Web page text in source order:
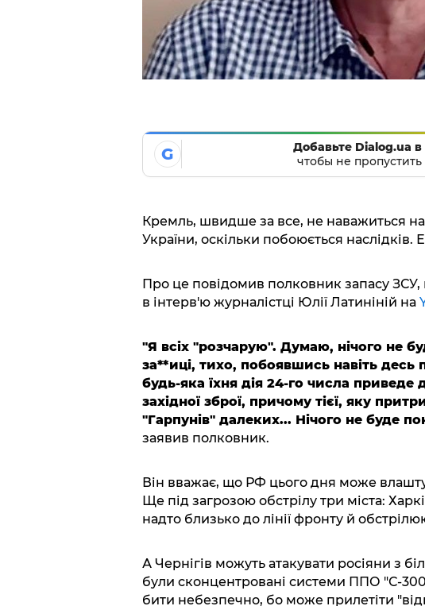
G
Добавьте Dialog.ua в
чтобы не пропустить
Кремль, швидше за все, не наважиться
України, оскільки побоюється наслідків.
Про це повідомив полковник запасу ЗСУ,
в інтерв'ю журналістці Юлії Латиніній на
"Я всіх "розчарую". Думаю, нічого не
за**иці, тихо, побоявшись навіть
будь-яка їхня дія 24-го числа приведе
західної зброї, причому тієї, яку
"Гарпунів" далеких... Нічого не буде
заявив полковник.
Він вважає, що РФ цього дня може
Ще під загрозою обстрілу три міста:
надто близько до лінії фронту й
А Чернігів можуть атакувати росіяни з
були сконцентровані системи ППО "С-
бити небезпечно, бо може прилетіти